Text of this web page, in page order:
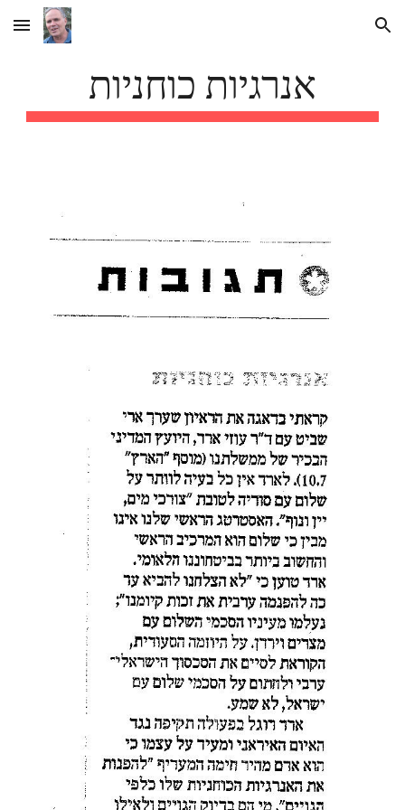
Skip to main content Skip to navigation
אנרגיות כוחניות